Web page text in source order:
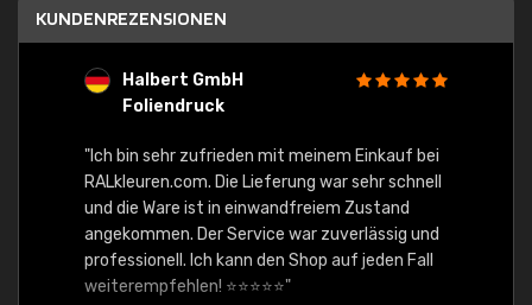
KUNDENREZENSIONEN
Halbert GmbH
Foliendruck
"Ich bin sehr zufrieden mit meinem Einkauf bei
RALkleuren.com. Die Lieferung war sehr schnell
und die Ware ist in einwandfreiem Zustand
angekommen. Der Service war zuverlässig und
professionell. Ich kann den Shop auf jeden Fall
weiterempfehlen! ⭐⭐⭐⭐⭐"